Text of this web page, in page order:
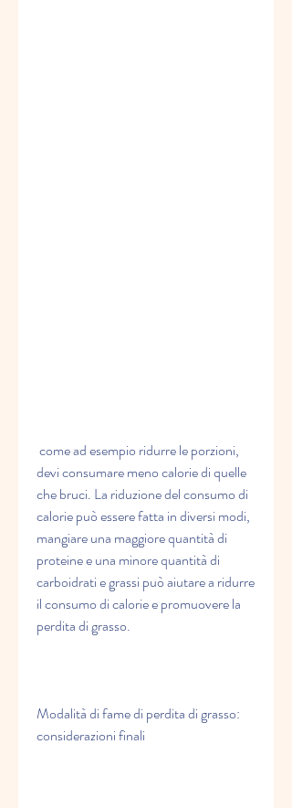
devi consumare meno calorie di quelle
che bruci. La riduzione del consumo di
calorie può essere fatta in diversi modi,
mangiare una maggiore quantità di
proteine e una minore quantità di
carboidrati e grassi può aiutare a ridurre
il consumo di calorie e promuovere la
perdita di grasso.
Modalità di fame di perdita di grasso:
considerazioni finali